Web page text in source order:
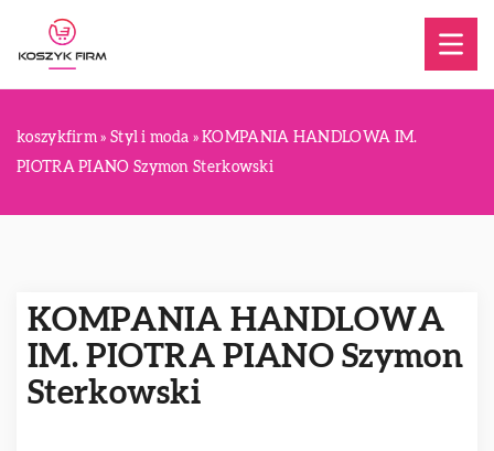
koszykfirm » Styl i moda »KOMPANIA HANDLOWA IM.
PIOTRA PIANO Szymon Sterkowski
KOMPANIA HANDLOWA
IM. PIOTRA PIANO Szymon
Sterkowski